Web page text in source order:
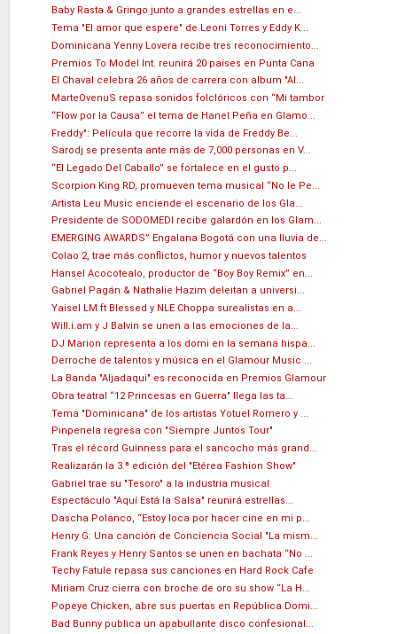
Baby Rasta & Gringo junto a grandes estrellas en e...
Tema "El amor que espere" de Leoni Torres y Eddy K...
Dominicana Yenny Lovera recibe tres reconocimiento...
Premios To Model Int. reunirá 20 países en Punta Cana
El Chaval celebra 26 años de carrera con album "Al...
MarteOvenuS repasa sonidos folclóricos con “Mi tambor
“Flow por la Causa” el tema de Hanel Peña en Glamo...
Freddy": Película que recorre la vida de Freddy Be...
Sarodj se presenta ante más de 7,000 personas en V...
“El Legado Del Caballo” se fortalece en el gusto p...
Scorpion King RD, promueven tema musical “No le Pe...
Artista Leu Music enciende el escenario de los Gla...
Presidente de SODOMEDI recibe galardón en los Glam...
EMERGING AWARDS” Engalana Bogotá con una lluvia de...
Colao 2, trae más conflictos, humor y nuevos talentos
Hansel Acocotealo, productor de “Boy Boy Remix” en...
Gabriel Pagán & Nathalie Hazim deleitan a universi...
Yaisel LM ft Blessed y NLE Choppa surealistas en a...
Will.i.am y J Balvin se unen a las emociones de la...
DJ Marion representa a los domi en la semana hispa...
Derroche de talentos y música en el Glamour Music ...
La Banda "Aljadaqui" es reconocida en Premios Glamour
Obra teatral “12 Princesas en Guerra" llega las ta...
Tema "Dominicana" de los artistas Yotuel Romero y ...
Pinpenela regresa con "Siempre Juntos Tour"
Tras el récord Guinness para el sancocho más grand...
Realizarán la 3.ª edición del "Etérea Fashion Show"
Gabriel trae su "Tesoro" a la industria musical
Espectáculo "Aquí Está la Salsa" reunirá estrellas...
Dascha Polanco, “Estoy loca por hacer cine en mi p...
Henry G: Una canción de Conciencia Social "La mism...
Frank Reyes y Henry Santos se unen en bachata “No ...
Techy Fatule repasa sus canciones en Hard Rock Cafe
Miriam Cruz cierra con broche de oro su show “La H...
Popeye Chicken, abre sus puertas en República Domi...
Bad Bunny publica un apabullante disco confesional...